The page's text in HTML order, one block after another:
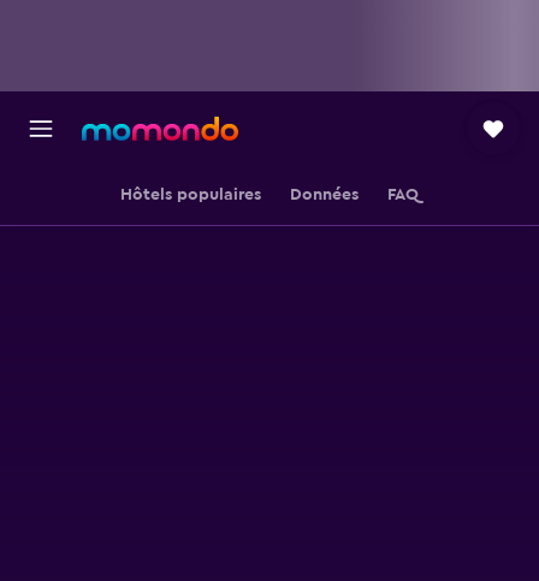
Hôtels populaires Données FAQ